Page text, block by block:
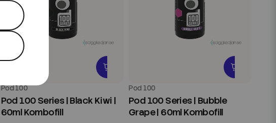
Pod 100
Pod 100 Series | Black Kiwi |
60ml Kombofill
Pod 100
Pod 100 Series | Bubble
Grape | 60ml Kombofill